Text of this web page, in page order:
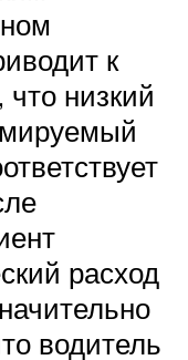
к
низкий
расход
водитель